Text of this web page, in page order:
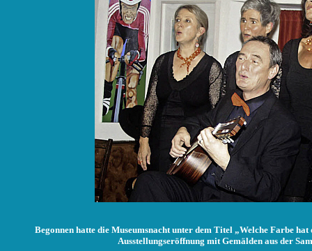
Begonnen hatte die Museumsnacht unter dem Titel „Welche Farbe
Ausstellungseröffnung mit Gemälden aus der